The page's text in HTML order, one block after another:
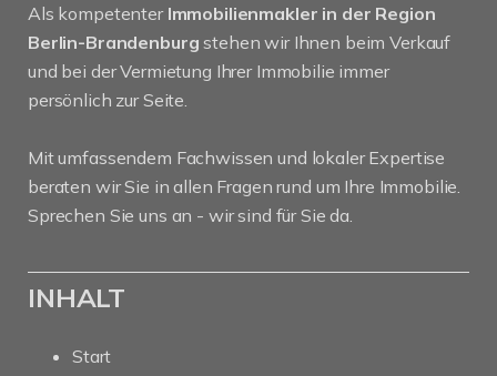
Als kompetenter Immobilienmakler in der Region
Berlin-Brandenburg stehen wir Ihnen beim Verkauf
und bei der Vermietung Ihrer Immobilie immer
persönlich zur Seite.
Mit umfassendem Fachwissen und lokaler Expertise
beraten wir Sie in allen Fragen rund um Ihre Immobilie.
Sprechen Sie uns an - wir sind für Sie da.
INHALT
Start